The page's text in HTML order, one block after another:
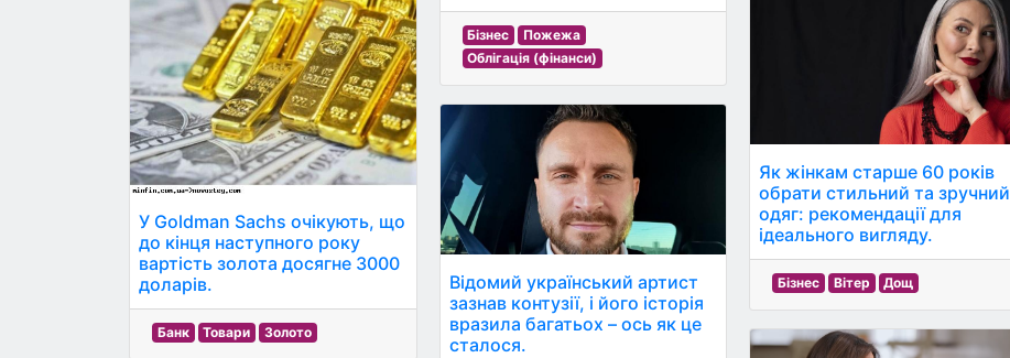
У Goldman Sachs очікують, що
до кінця наступного року
вартість золота досягне 3000
доларів.
Банк Товари Золото
Бізнес
Пожежа
Облігація (фінанси)
Відомий український артист
зазнав контузії, і його історія
вразила багатьох – ось як це
сталося.
Як жінкам старше 60 років
обрати стильний та зручний
одяг: рекомендації для
ідеального вигляду.
Бізнес Вітер Дощ